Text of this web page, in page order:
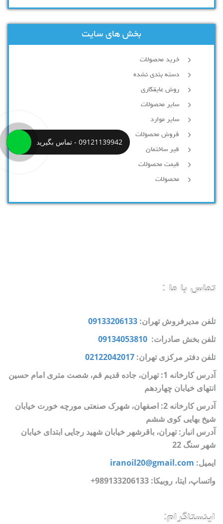
بخش های سایت
خرید محصولات
دسته بندی نشده
روش عایقکاری
سایر محصولات
سایر موارد
فروش محصولات
قیر ساختمان
قیمت محصولات
محصولات
تماس با ما :
تلفن مدیرفروش تهران: 09133206133
تلفن بخش صادرات: 09134053810
تلفن دفتر مرکزی تهران: 02122042017
آدرس کارخانه 1: تهران، جاده قدیم قم، شصت متری امام حسین
انتهای خیابان چهاردهم
آدرس کارخانه 2: اصفهان، شهرک صنعتی مورچه خورت خیابان
شیخ بهایی کوی ششم
آدرس انبار: تهران، باقرشهر خیابان شهید رجایی ابتدای خیابان
شهر سنگ 22
ایمیل: iranoil20@gmail.com
واتساپ، ایتا، روبیکا: 989133206133+
اینستاگرام:
09121139942 - تماس بگیرید